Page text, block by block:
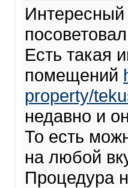
Интересный
Есть такая
помещений
property/
недавно и
То есть
на любой
Процедура